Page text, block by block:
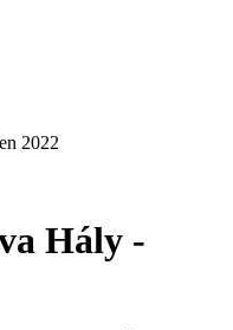
2022
Hály -